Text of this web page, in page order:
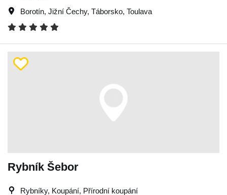
Borotín, Jižní Čechy, Táborsko, Toulava
Rybník Šebor
Rybníky, Koupání, Přírodní koupání